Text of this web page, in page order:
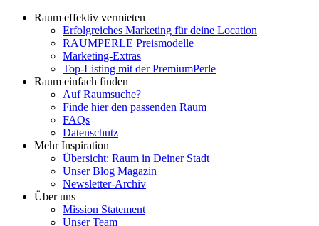
Raum effektiv vermieten
Erfolgreiches Marketing für deine Location
RAUMPERLE Preismodelle
Marketing-Extras
Top-Listing mit der PremiumPerle
Raum einfach finden
Auf Raumsuche?
Finde hier den passenden Raum
FAQs
Datenschutz
Mehr Inspiration
Übersicht: Raum in Deiner Stadt
Unser Blog Magazin
Newsletter-Archiv
Über uns
Mission Statement
Unser Team